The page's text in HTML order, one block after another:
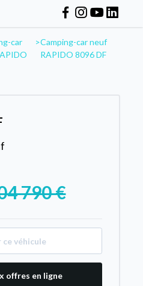
car
>Camping-car neuf
RAPIDO 8096 DF
790 €
ce véhicule
offres en ligne